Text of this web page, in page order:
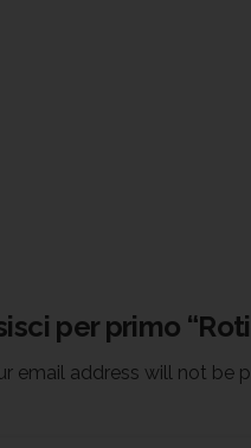
per primo
email address will not be